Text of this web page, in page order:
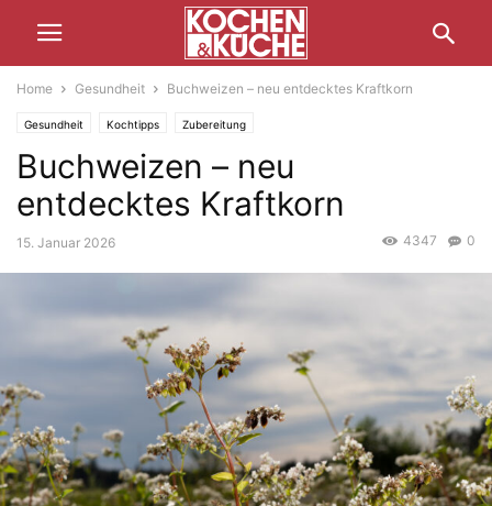
Home Gesundheit Buchweizen – neu entdecktes Kraftkorn
Gesundheit Kochtipps Zubereitung
Buchweizen – neu
entdecktes Kraftkorn
15. Januar 2026 0
4347